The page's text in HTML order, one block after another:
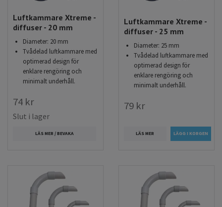
Luftkammare Xtreme -
diffuser - 20 mm
Diameter: 20 mm
Tvådelad luftkammare med
optimerad design för
enklare rengöring och
minimalt underhåll.
74 kr
Slut i lager
LÄS MER / BEVAKA
Luftkammare Xtreme -
diffuser - 25 mm
Diameter: 25 mm
Tvådelad luftkammare med
optimerad design för
enklare rengöring och
minimalt underhåll.
79 kr
LÄS MER